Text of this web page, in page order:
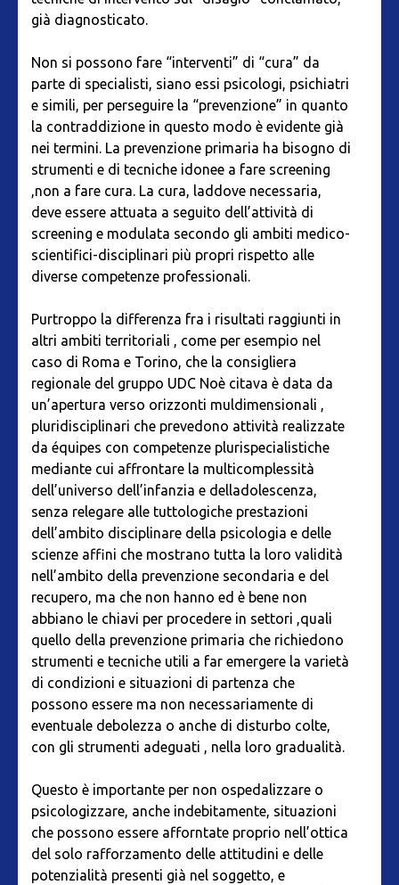
già diagnosticato.
Non si possono fare “interventi” di “cura” da
parte di specialisti, siano essi psicologi, psichiatri
e simili, per perseguire la “prevenzione” in quanto
la contraddizione in questo modo è evidente già
nei termini. La prevenzione primaria ha bisogno di
strumenti e di tecniche idonee a fare screening
,non a fare cura. La cura, laddove necessaria,
deve essere attuata a seguito dell’attività di
screening e modulata secondo gli ambiti medico-
scientifici-disciplinari più propri rispetto alle
diverse competenze professionali.
Purtroppo la differenza fra i risultati raggiunti in
altri ambiti territoriali , come per esempio nel
caso di Roma e Torino, che la consigliera
regionale del gruppo UDC Noè citava è data da
un’apertura verso orizzonti muldimensionali ,
pluridisciplinari che prevedono attività realizzate
da équipes con competenze plurispecialistiche
mediante cui affrontare la multicomplessità
dell’universo dell’infanzia e delladolescenza,
senza relegare alle tuttologiche prestazioni
dell’ambito disciplinare della psicologia e delle
scienze affini che mostrano tutta la loro validità
nell’ambito della prevenzione secondaria e del
recupero, ma che non hanno ed è bene non
abbiano le chiavi per procedere in settori ,quali
quello della prevenzione primaria che richiedono
strumenti e tecniche utili a far emergere la varietà
di condizioni e situazioni di partenza che
possono essere ma non necessariamente di
eventuale debolezza o anche di disturbo colte,
con gli strumenti adeguati , nella loro gradualità.
Questo è importante per non ospedalizzare o
psicologizzare, anche indebitamente, situazioni
che possono essere afforntate proprio nell’ottica
del solo rafforzamento delle attitudini e delle
potenzialità presenti già nel soggetto, e